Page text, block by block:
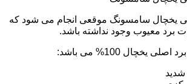
یخچال سامسونگ موقعی انجام می شود که
برد معیوب وجود نداشته باشد.
یخچال 100% می باشد: